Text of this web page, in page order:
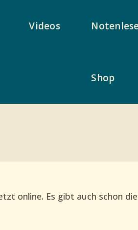
Videos
Shop
online. Es gibt auch schon